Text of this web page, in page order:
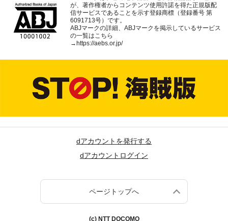
が、著作権者からコンテンツ使用許諾を得た正規版配
信サービスであることを示す登録商標（登録番号 第
6091713号）です。
ABJマークの詳細、ABJマークを掲示しているサービス
の一覧はこちら
→ https://aebs.or.jp/
dアカウントを発行する
dアカウントログイン
ページトップへ
(c) NTT DOCOMO